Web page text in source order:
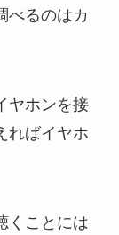
べるのはカ
ヤホンを接
ればイヤホ
くことには